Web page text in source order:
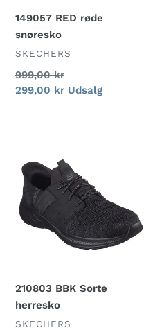
149057 RED røde
snøresko
FORHANDLER
SKECHERS
Normalpris
999,00 kr
Udsalgspris
299,00 kr Udsalg
BBK
Sorte
herresko
210803 BBK Sorte
herresko
FORHANDLER
SKECHERS